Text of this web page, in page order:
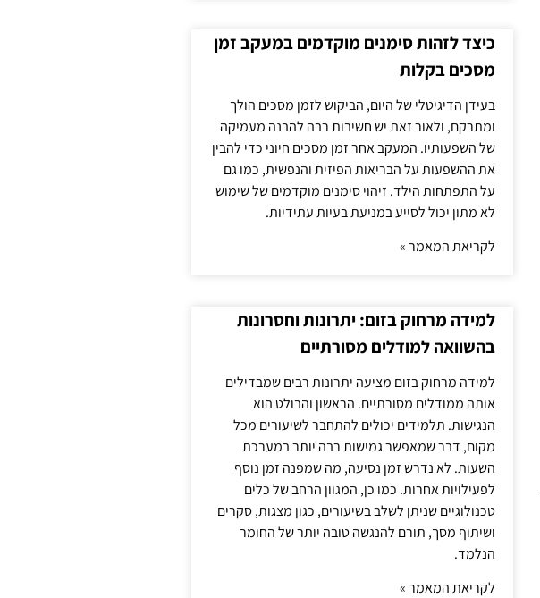
כיצד לזהות סימנים מוקדמים במעקב זמן
מסכים בקלות
בעידן הדיגיטלי של היום, הביקוש לזמן מסכים הולך
ומתרקם, ולאור זאת יש חשיבות רבה להבנה מעמיקה
של השפעותיו. המעקב אחר זמן מסכים חיוני כדי להבין
את ההשפעות על הבריאות הפיזית והנפשית, כמו גם
על התפתחות הילד. זיהוי סימנים מוקדמים של שימוש
לא מתון יכול לסייע במניעת בעיות עתידיות.
לקריאת המאמר »
למידה מרחוק בזום: יתרונות וחסרונות
בהשוואה למודלים מסורתיים
למידה מרחוק בזום מציעה יתרונות רבים שמבדילים
אותה ממודלים מסורתיים. הראשון והבולט הוא
הנגישות. תלמידים יכולים להתחבר לשיעורים מכל
מקום, דבר שמאפשר גמישות רבה יותר במערכת
השעות. לא נדרש זמן נסיעה, מה שמפנה זמן נוסף
לפעילויות אחרות. כמו כן, המגוון הרחב של כלים
טכנולוגיים שניתן לשלב בשיעורים, כגון מצגות, סקרים
ושיתוף מסך, תורם להנגשה טובה יותר של החומר
הנלמד.
לקריאת המאמר »